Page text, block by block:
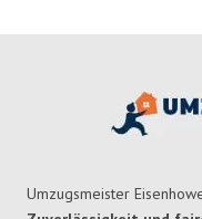
Umzugsmeister